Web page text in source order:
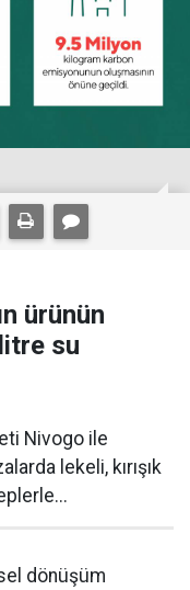
ürünün
su
Nivogo ile
lekeli, kırışık
dönüşüm